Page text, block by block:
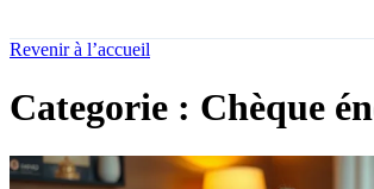
Revenir à l’accueil
Categorie : Chèque